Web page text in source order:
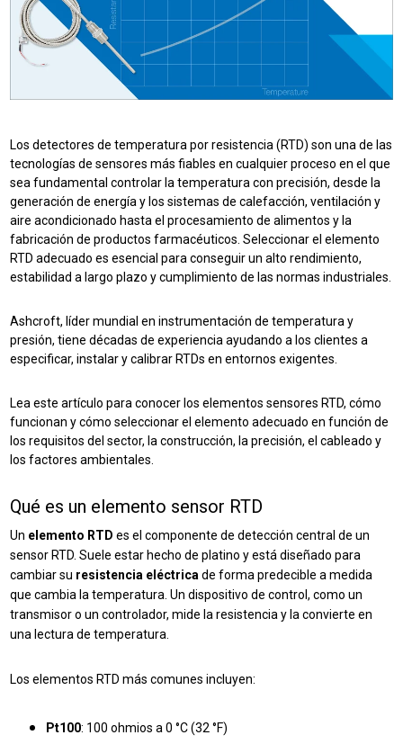
Los detectores de temperatura por resistencia (RTD) son una de las
tecnologías de sensores más fiables en cualquier proceso en el que
sea fundamental controlar la temperatura con precisión, desde la
generación de energía y los sistemas de calefacción, ventilación y
aire acondicionado hasta el procesamiento de alimentos y la
fabricación de productos farmacéuticos. Seleccionar el elemento
RTD adecuado es esencial para conseguir un alto rendimiento,
estabilidad a largo plazo y cumplimiento de las normas industriales.
Ashcroft, líder mundial en instrumentación de temperatura y
presión, tiene décadas de experiencia ayudando a los clientes a
especificar, instalar y calibrar RTDs en entornos exigentes.
Lea este artículo para conocer los elementos sensores RTD, cómo
funcionan y cómo seleccionar el elemento adecuado en función de
los requisitos del sector, la construcción, la precisión, el cableado y
los factores ambientales.
Qué es un elemento sensor RTD
Un elemento RTD es el componente de detección central de un
sensor RTD. Suele estar hecho de platino y está diseñado para
cambiar su resistencia eléctricade forma predecible a medida
que cambia la temperatura. Un dispositivo de control, como un
transmisor o un controlador, mide la resistencia y la convierte en
una lectura de temperatura.
Los elementos RTD más comunes incluyen:
Pt100: 100 ohmios a 0 °C (32 °F)